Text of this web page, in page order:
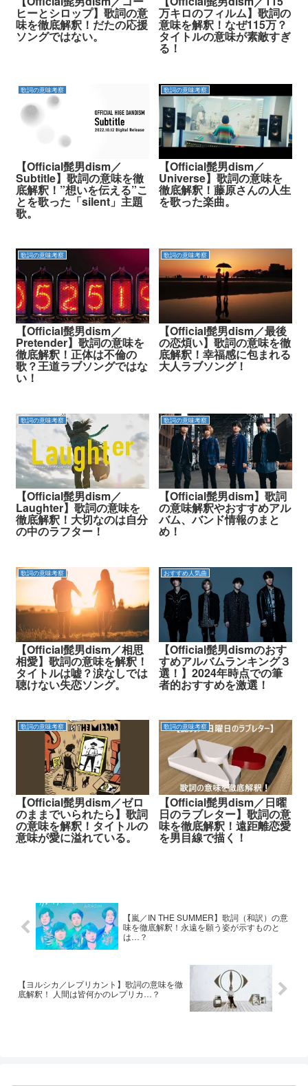
ヒーとシロップ】歌詞の意
味を徹底解釈！だたの応援
ソングではない。
万キロのフィルム】歌詞の
意味を解釈！なぜ115万？
タイトルの意味が素敵すぎ
る！
歌詞の意味考察
【Official髭男dism／
Subtitle】歌詞の意味を徹
底解釈！”想いを伝える”こ
とを歌った「silent」主題
歌。
歌詞の意味考察
【Official髭男dism／
Universe】歌詞の意味を
徹底解釈！藤原さんの人生
を歌った楽曲。
歌詞の意味考察
【Official髭男dism／
Pretender】歌詞の意味を
徹底解釈！正体は不倫の
歌？王道ラブソングではな
い！
歌詞の意味考察
【Official髭男dism／最後
の恋煩い】歌詞の意味を徹
底解釈！幸福感に包まれる
大人ラブソング！
歌詞の意味考察
【Official髭男dism／
Laughter】歌詞の意味を
徹底解釈！大切なのは自分
の中のラフター！
歌詞の意味考察
【Official髭男dism】歌詞
の意味解釈やおすすめアル
バム、バンド情報のまと
め！
歌詞の意味考察
【Official髭男dism／相思
相愛】歌詞の意味を解釈！
タイトルは嘘？涙なしでは
聴けない失恋ソング。
おすすめ人気曲
【Official髭男dismのおす
すめアルバムランキング３
選！】2024年時点での筆
者的おすすめを激選！
歌詞の意味考察
【Official髭男dism／ゼロ
のままでいられたら】歌詞
の意味を解釈！タイトルの
意味が愛に溢れている。
歌詞の意味考察
【Official髭男dism／日曜
日のラブレター】歌詞の意
味を徹底解釈！遠距離恋愛
を男目線で描く！
【嵐／IN THE SUMMER】歌詞（和訳）の意
味を徹底解釈！永遠を願う姿が示すものと
は…？
【ヨルシカ／レプリカント】歌詞の意味を徹
底解釈！ 人間は皆何かのレプリカ…？